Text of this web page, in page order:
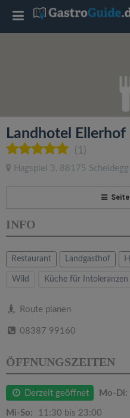
Landhotel Ellerhof
(1)
Hagspiel 3, 88175 Scheidegg
INFO
Restaurant Landgasthof
Wild Küche für Intoleranzen
Route planen
08387 99160
ÖFFNUNGSZEITEN
Derzeit geöffnet Mo-Di:
Mi-So: 11:30 bis 23:00
T
l
e
a
v
g
a
t